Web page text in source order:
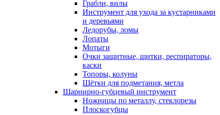
Грабли, вилы
Инструмент для ухода за кустарниками
и деревьями
Ледорубы, ломы
Лопаты
Мотыги
Очки защитные, щитки, респираторы,
каски
Топоры, колуны
Щётки для подметания, метла
Шарнирно-губцевый инструмент
Ножницы по металлу, стеклорезы
Плоскогубцы